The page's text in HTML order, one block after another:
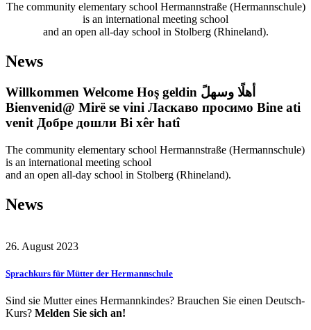
The community elementary school Hermannstraße (Hermannschule)
is an international meeting school
and an open all-day school in Stolberg (Rhineland).
News
Willkommen Welcome Hoş geldin أهلًا وسهلً
Bienvenid@ Mirë se vini Ласкаво просимо Bine ati
venit Добре дошли Bi xêr hatî
The community elementary school Hermannstraße (Hermannschule)
is an international meeting school
and an open all-day school in Stolberg (Rhineland).
News
26. August 2023
Sprachkurs für Mütter der Hermannschule
Sind sie Mutter eines Hermannkindes? Brauchen Sie einen Deutsch-
Kurs? Melden Sie sich an!